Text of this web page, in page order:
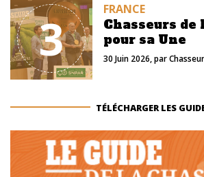
3 FRANCE
Chasseurs
pour sa Une
30 Juin 2026, par
TÉLÉCHARGER LES